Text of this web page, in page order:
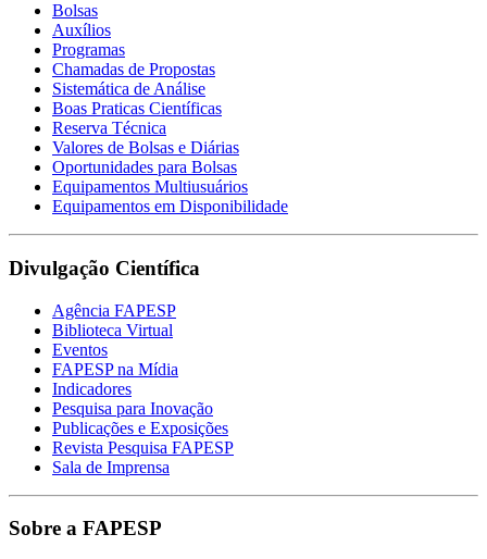
Bolsas
Auxílios
Programas
Chamadas de Propostas
Sistemática de Análise
Boas Praticas Científicas
Reserva Técnica
Valores de Bolsas e Diárias
Oportunidades para Bolsas
Equipamentos Multiusuários
Equipamentos em Disponibilidade
Divulgação Científica
Agência FAPESP
Biblioteca Virtual
Eventos
FAPESP na Mídia
Indicadores
Pesquisa para Inovação
Publicações e Exposições
Revista Pesquisa FAPESP
Sala de Imprensa
Sobre a FAPESP